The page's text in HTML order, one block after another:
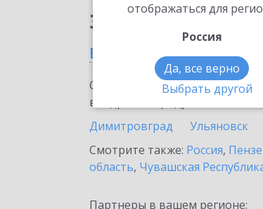
отображаться для
Россия
Да, все верно
Выбрать другой
Заказать
в Ульяновской
Ознакомьтесь с
внедрение продукта.
Димитровград
Ульяновск
Смотрите также: Россия,
область, Чувашская
Партнеры в вашем регионе: